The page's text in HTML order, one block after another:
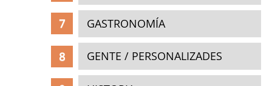
GASTRONOMÍA
GENTE / PERSONALIZADES